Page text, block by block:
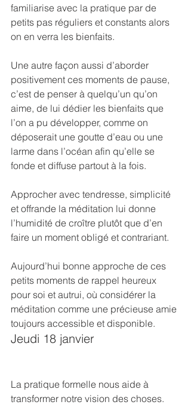
familiarise avec la pratique par de
petits pas réguliers et constants alors
on en verra les bienfaits.
Une autre façon aussi d’aborder
positivement ces moments de pause,
c’est de penser à quelqu’un qu’on
aime, de lui dédier les bienfaits que
l’on a pu développer, comme on
déposerait une goutte d’eau ou une
larme dans l’océan afin qu’elle se
fonde et diffuse partout à la fois.
Approcher avec tendresse, simplicité
et offrande la méditation lui donne
l’humidité de croître plutôt que d’en
faire un moment obligé et contrariant.
Aujourd’hui bonne approche de ces
petits moments de rappel heureux
pour soi et autrui, où considérer la
méditation comme une précieuse amie
toujours accessible et disponible.
Jeudi 18 janvier
La pratique formelle nous aide à
transformer notre vision des choses.